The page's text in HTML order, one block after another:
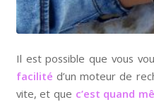
Il est possible que vous
facilité d’un moteur de
vite, et que c’est quand